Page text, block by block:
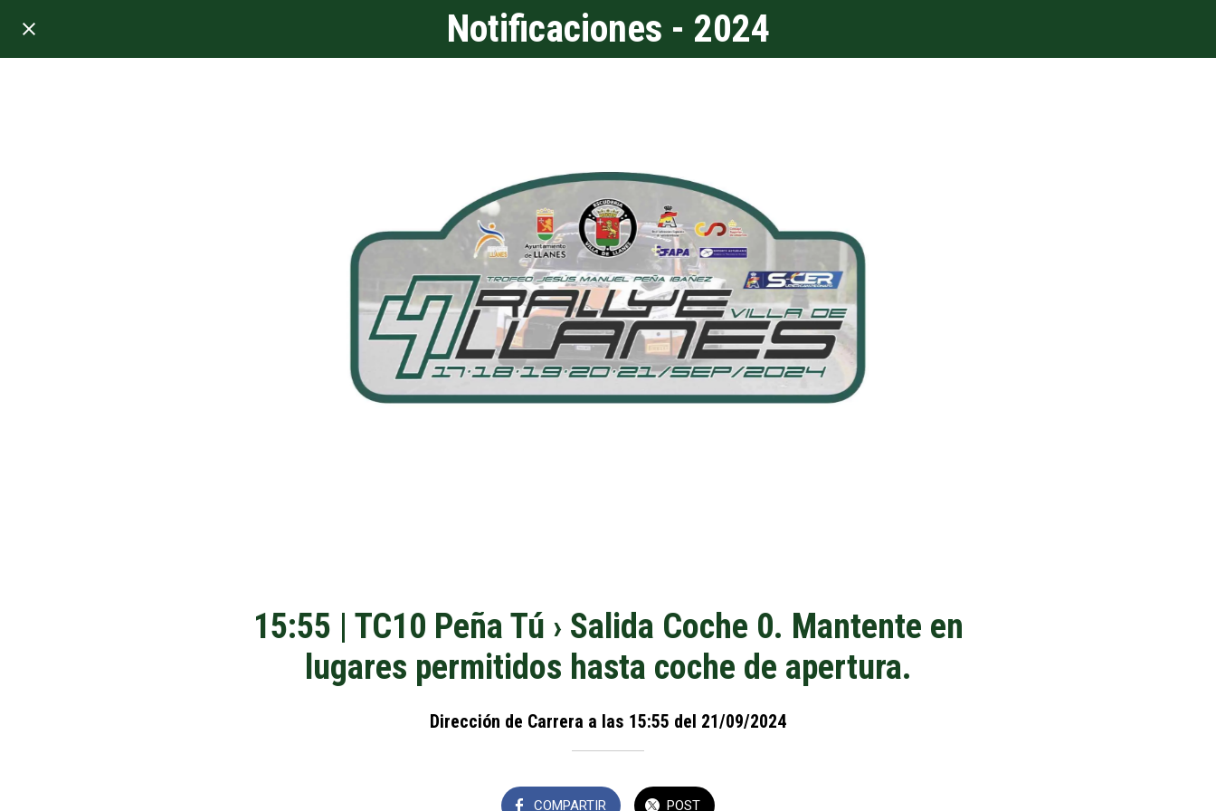
Notificaciones - 2024
15:55 | TC10 Peña Tú › Salida Coche 0. Mantente en
lugares permitidos hasta coche de apertura.
Dirección de Carrera a las 15:55 del 21/09/2024
COMPARTIR POST